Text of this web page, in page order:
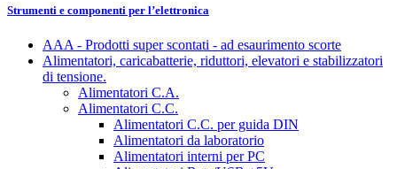
Strumenti e componenti per l’elettronica
AAA - Prodotti super scontati - ad esaurimento scorte
Alimentatori, caricabatterie, riduttori, elevatori e stabilizzatori
di tensione.
Alimentatori C.A.
Alimentatori C.C.
Alimentatori C.C. per guida DIN
Alimentatori da laboratorio
Alimentatori interni per PC